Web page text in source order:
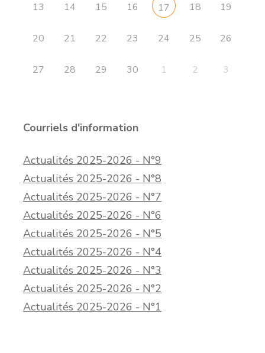
13 14 15 16 17 18 19
20 21 22 23 24 25 26
27 28 29 30 1 2 3
Courriels d'information
Actualités 2025-2026 - N°9
Actualités 2025-2026 - N°8
Actualités 2025-2026 - N°7
Actualités 2025-2026 - N°6
Actualités 2025-2026 - N°5
Actualités 2025-2026 - N°4
Actualités 2025-2026 - N°3
Actualités 2025-2026 - N°2
Actualités 2025-2026 - N°1